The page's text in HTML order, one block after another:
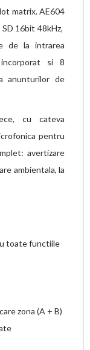
matrix. AE604
16bit 48kHz,
de la intrarea
si 8
anunturilor de
cu cateva
pentru
avertizare
ambientala, la
toate functiile
zona (A + B)